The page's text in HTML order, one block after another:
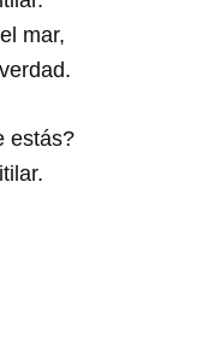
mar,
estás?